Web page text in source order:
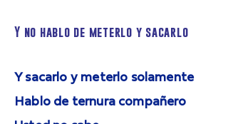
Y no hablo de meterlo y sacarlo
Y sacarlo y meterlo solamente
Hablo de ternura compañero